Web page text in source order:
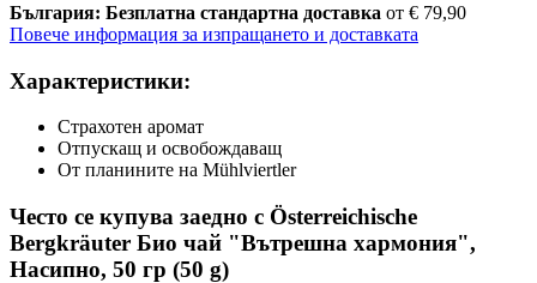
България: Безплатна стандартна доставка от € 79,90
Повече информация за изпращането и доставката
Характеристики:
Страхотен аромат
Отпускащ и освобождаващ
От планините на Mühlviertler
Често се купува заедно с Österreichische
Bergkräuter Био чай "Вътрешна хармония",
Насипно, 50 гр (50 g)